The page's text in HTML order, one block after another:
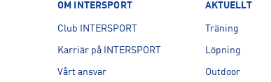
OM INTERSPORT
Club INTERSPORT
Karriär på INTERSPORT
Vårt ansvar
AKTUELLT
Träning
Löpning
Outdoor